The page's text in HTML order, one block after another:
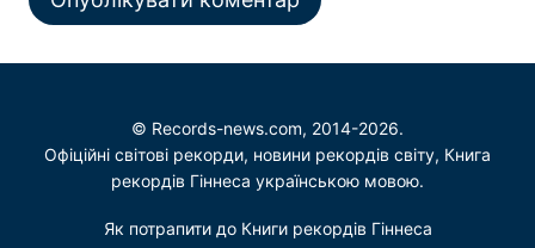
© Records-news.com, 2014-2026.
Офіційні світові рекорди, новини рекордів світу, Книга
рекордів Гіннеса українською мовою.
Як потрапити до Книги рекордів Гіннеса